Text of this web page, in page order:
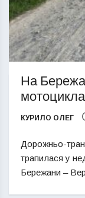
На
КУРИЛО ОЛЕГ
Дорожньо-
трапилася у
Бережани –